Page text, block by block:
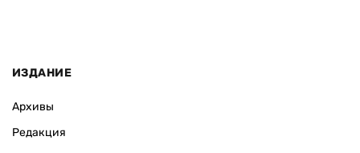
ИЗДАНИЕ
Архивы
Редакция